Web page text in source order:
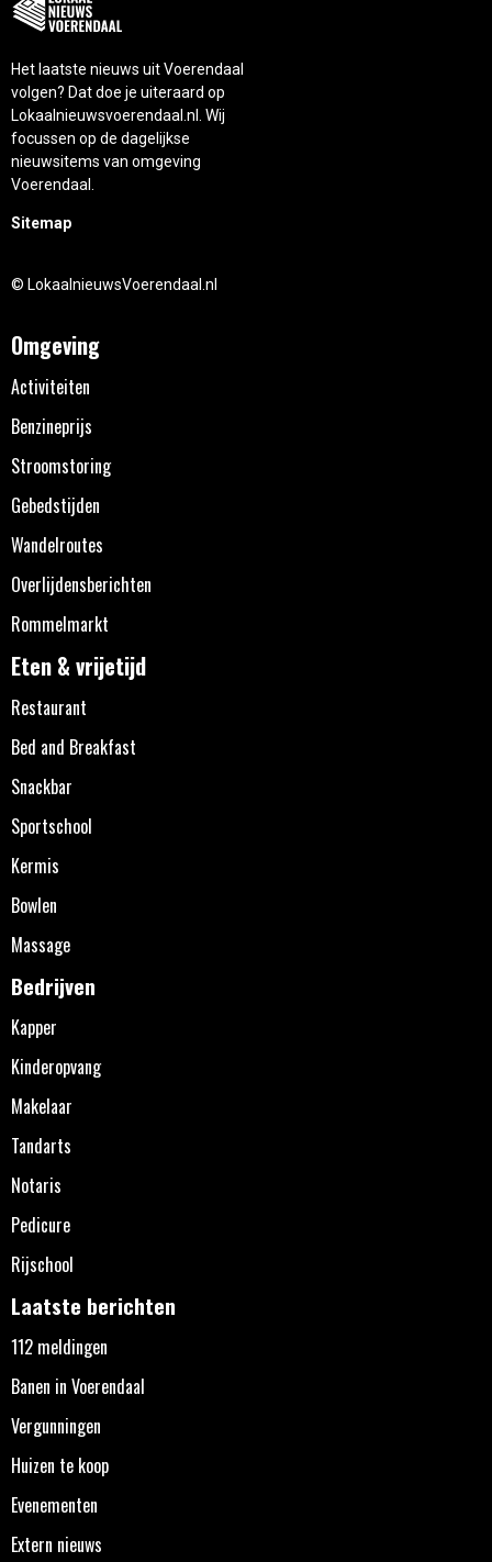
Het laatste nieuws uit Voerendaal
volgen? Dat doe je uiteraard op
Lokaalnieuwsvoerendaal.nl. Wij
focussen op de dagelijkse
nieuwsitems van omgeving
Voerendaal.
Sitemap
© LokaalnieuwsVoerendaal.nl
Omgeving
Activiteiten
Benzineprijs
Stroomstoring
Gebedstijden
Wandelroutes
Overlijdensberichten
Rommelmarkt
Eten & vrijetijd
Restaurant
Bed and Breakfast
Snackbar
Sportschool
Kermis
Bowlen
Massage
Bedrijven
Kapper
Kinderopvang
Makelaar
Tandarts
Notaris
Pedicure
Rijschool
Laatste berichten
112 meldingen
Banen in Voerendaal
Vergunningen
Huizen te koop
Evenementen
Extern nieuws